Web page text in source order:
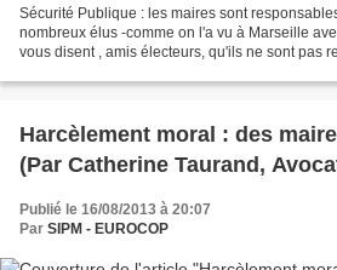
Sécurité Publique : les maires sont
nombreux élus -comme on l'a vu à Marseille
vous disent , amis électeurs, qu'ils ne sont pas
Harcèlement moral : des
(Par Catherine Taurand,
Publié le 16/08/2013 à 20:07
Par SIPM - EUROCOP